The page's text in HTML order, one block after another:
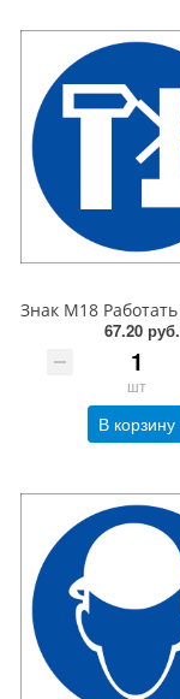
67.20 руб.
шт
В корзину